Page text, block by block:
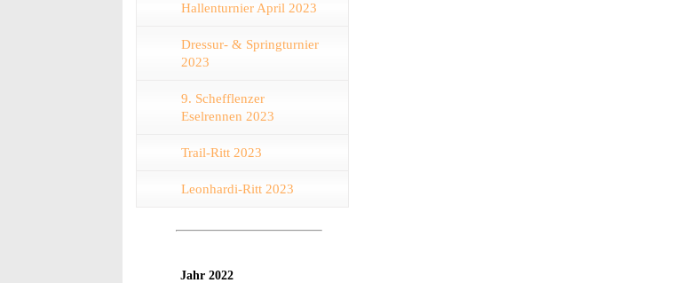
Hallenturnier April 2023
Dressur- & Springturnier
2023
9. Schefflenzer
Eselrennen 2023
Trail-Ritt 2023
Leonhardi-Ritt 2023
Jahr 2022